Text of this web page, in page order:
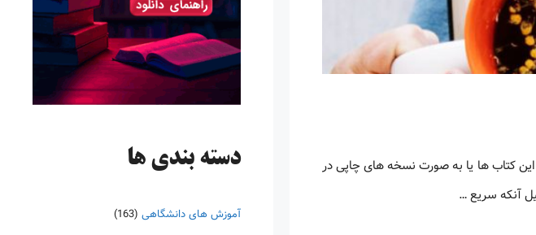
کتاب ها یا به صورت نسخه های چاپی در
آنکه سریع …
دسته‌ بندی ها
آموزش های دانشگاهی (163)